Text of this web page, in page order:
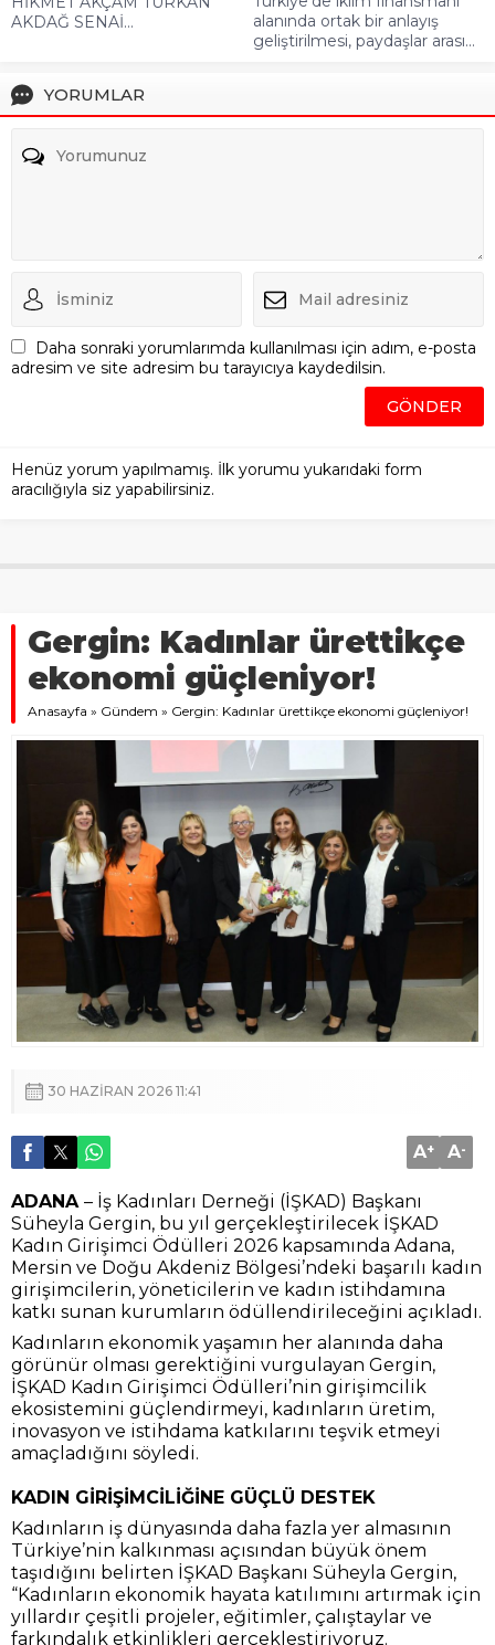
AKDAĞ SENAİ...
alanında ortak bir anlayış
geliştirilmesi, paydaşlar arası...
YORUMLAR
Daha sonraki yorumlarımda kullanılması için adım, e-posta
adresim ve site adresim bu tarayıcıya kaydedilsin.
Henüz yorum yapılmamış. İlk yorumu yukarıdaki form
aracılığıyla siz yapabilirsiniz.
Gergin: Kadınlar ürettikçe
ekonomi güçleniyor!
Anasayfa » Gündem » Gergin: Kadınlar ürettikçe ekonomi güçleniyor!
30 HAZIRAN 2026 11:41
A+ A-
ADANA – İş Kadınları Derneği (İŞKAD) Başkanı
Süheyla Gergin, bu yıl gerçekleştirilecek İŞKAD
Kadın Girişimci Ödülleri 2026 kapsamında Adana,
Mersin ve Doğu Akdeniz Bölgesi’ndeki başarılı kadın
girişimcilerin, yöneticilerin ve kadın istihdamına
katkı sunan kurumların ödüllendirileceğini açıkladı.
Kadınların ekonomik yaşamın her alanında daha
görünür olması gerektiğini vurgulayan Gergin,
İŞKAD Kadın Girişimci Ödülleri’nin girişimcilik
ekosistemini güçlendirmeyi, kadınların üretim,
inovasyon ve istihdama katkılarını teşvik etmeyi
amaçladığını söyledi.
KADIN GİRİŞİMCİLİĞİNE GÜÇLÜ DESTEK
Kadınların iş dünyasında daha fazla yer almasının
Türkiye’nin kalkınması açısından büyük önem
taşıdığını belirten İŞKAD Başkanı Süheyla Gergin,
“Kadınların ekonomik hayata katılımını artırmak için
yıllardır çeşitli projeler, eğitimler, çalıştaylar ve
farkındalık etkinlikleri gerçekleştiriyoruz.